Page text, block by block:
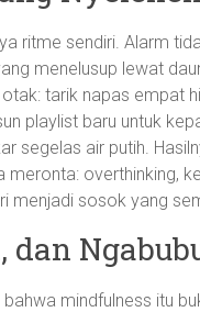
ritme sendiri. Alarm
menelusup lewat
tarik napas empat
playlist baru untuk
segelas air putih.
meronta: overthinking,
menjadi sosok yang
dan
mindfulness itu